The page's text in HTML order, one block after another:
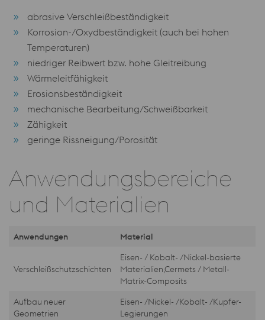
abrasive Verschleißbeständigkeit
Korrosion-/Oxydbeständigkeit (auch bei hohen
Temperaturen)
niedriger Reibwert bzw. hohe Gleitreibung
Wärmeleitfähigkeit
Erosionsbeständigkeit
mechanische Bearbeitung/Schweißbarkeit
Zähigkeit
geringe Rissneigung/Porosität
Anwendungsbereiche
und Materialien
Anwendungen Material
Verschleißschutzschichten
Eisen- / Kobalt- /Nickel-basierte
Materialien,Cermets / Metall-
Matrix-Composits
Aufbau neuer
Geometrien
Eisen- /Nickel- /Kobalt- /Kupfer-
Legierungen